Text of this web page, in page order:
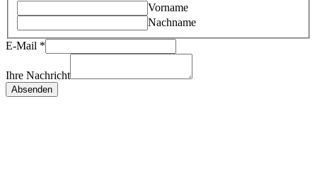
Vorname
Nachname
E-Mail *
Ihre Nachricht
Absenden